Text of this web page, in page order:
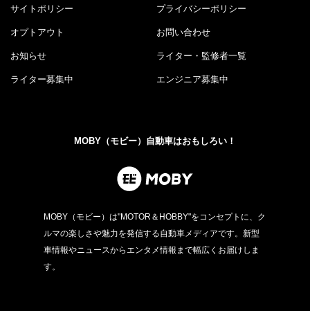
サイトポリシー プライバシーポリシー
オプトアウト お問い合わせ
お知らせ ライター・監修者一覧
ライター募集中 エンジニア募集中
MOBY（モビー）自動車はおもしろい！
MOBY（モビー）は"MOTOR＆HOBBY"をコンセプトに、ク
ルマの楽しさや魅力を発信する自動車メディアです。新型
車情報やニュースからエンタメ情報まで幅広くお届けしま
す。